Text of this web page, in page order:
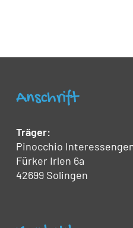
Anschrift
Träger:
Pinocchio
Fürker Irlen 6a
42699 Solingen